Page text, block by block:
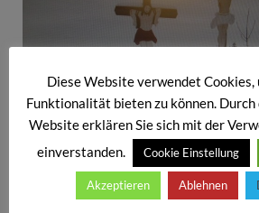
Diese Website verwendet Cookies,
Funktionalität bieten zu können.
Website erklären Sie sich mit der
einverstanden.
Cookie Einstellung
Akzeptieren Ablehnen